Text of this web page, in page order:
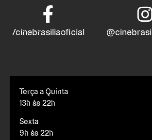
/cinebrasiliaoficial
Terça a Quinta
13h às 22h
Sexta
9h às 22h